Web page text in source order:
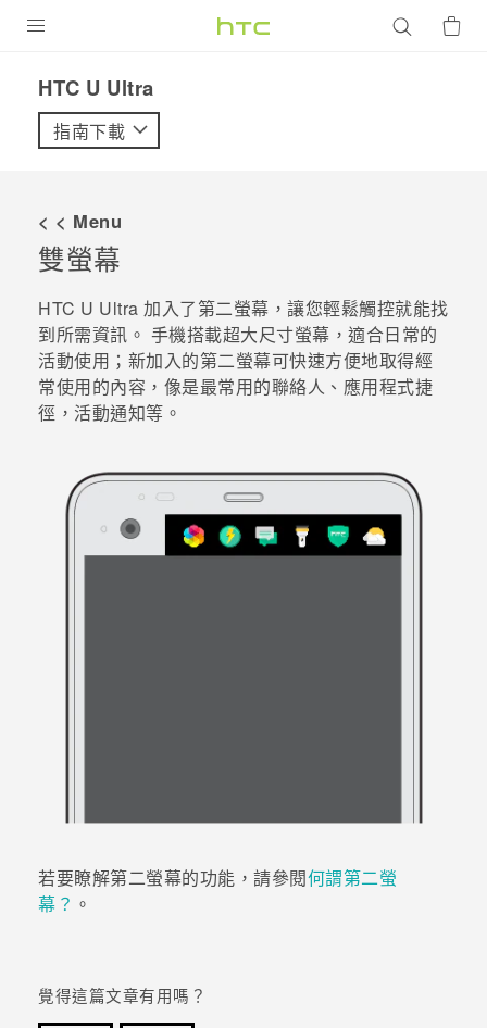
VIVE
配件
優惠專區
焦點訊息
校園專案
銷售門市
VIVELAND
HTC U Ultra‎
指南下載
< < Menu
雙螢幕
HTC U Ultra 加入了第二螢幕，讓您輕鬆觸控就能找
到所需資訊。 手機搭載超大尺寸螢幕，適合日常的
活動使用；新加入的第二螢幕可快速方便地取得經
常使用的內容，像是最常用的聯絡人、應用程式捷
徑，活動通知等。
若要瞭解第二螢幕的功能，請參閱何謂第二螢
幕？ 。
覺得這篇文章有用嗎？